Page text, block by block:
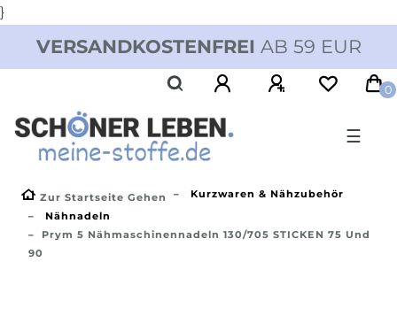
}
VERSANDKOSTENFREI AB 59 EUR
0
☰
Zur Startseite Gehen
Kurzwaren & Nähzubehör
Nähnadeln
Prym 5 Nähmaschinennadeln 130/705 STICKEN 75 Und
90